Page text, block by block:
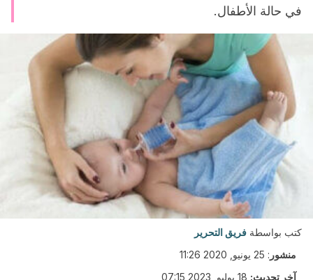
في حالة الأطفال.
كتب بواسطة فريق التحرير
منشور : 25 يونيو, 2020 11:26
آخر تحديث: 18 يوليو, 2023 07:15